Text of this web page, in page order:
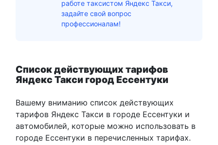
работе таксистом Яндекс Такси,
задайте свой вопрос
профессионалам!
Список действующих тарифов
Яндекс Такси город Ессентуки
Вашему вниманию список действующих
тарифов Яндекс Такси в городе Ессентуки и
автомобилей, которые можно использовать в
городе Ессентуки в перечисленных тарифах.